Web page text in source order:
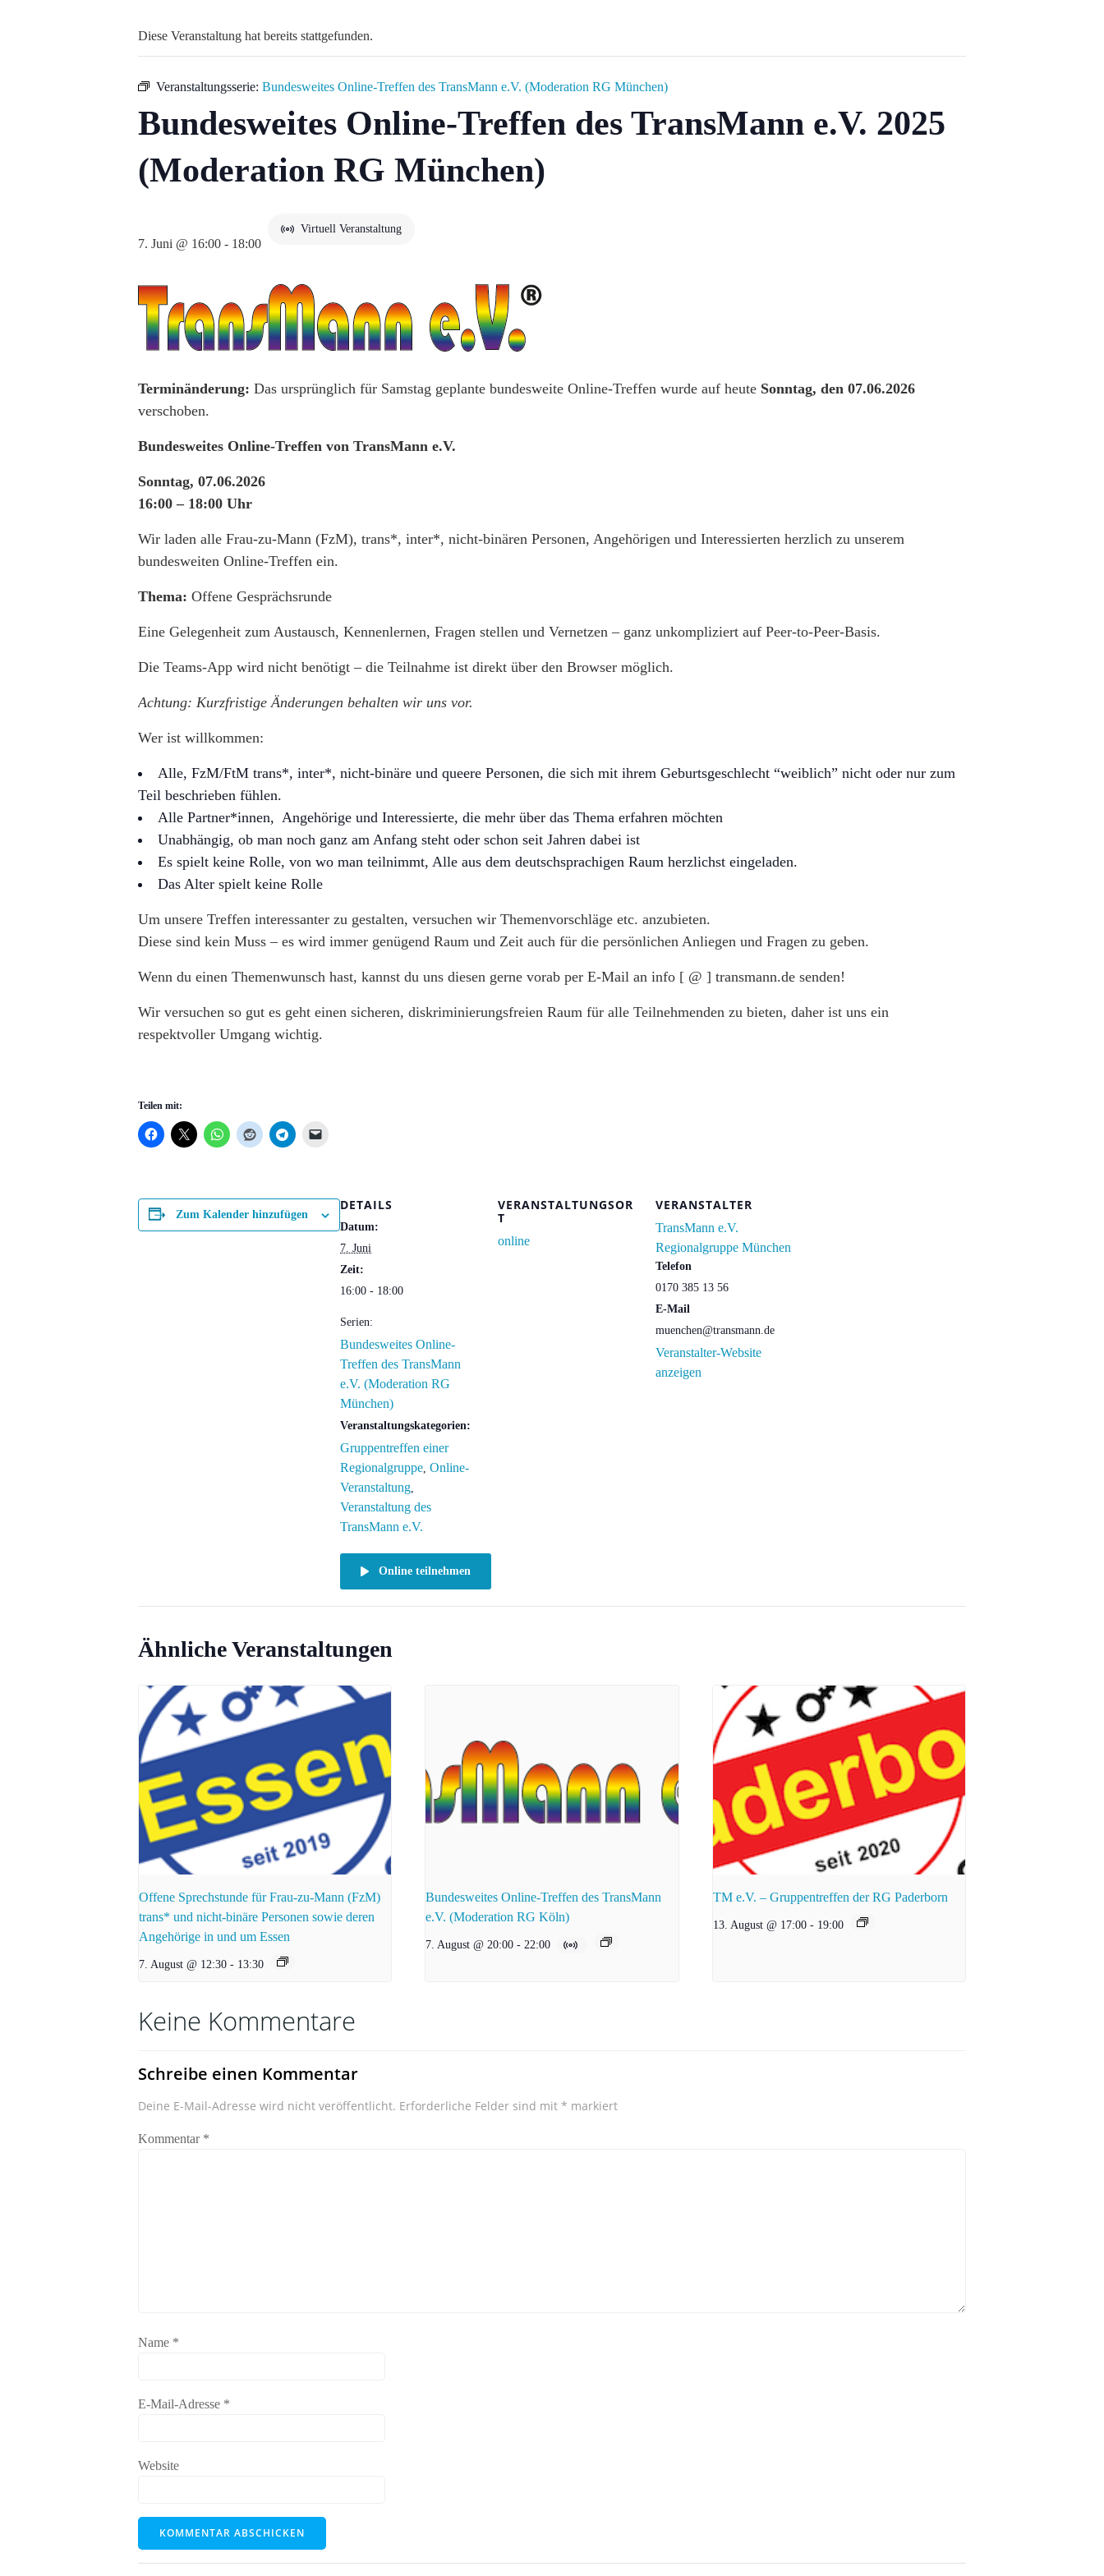
Diese Veranstaltung hat bereits stattgefunden.
Veranstaltungsserie: Bundesweites Online-Treffen des TransMann e.V. (Moderation RG München)
Bundesweites Online-Treffen des TransMann e.V. 2025
(Moderation RG München)
7. Juni @ 16:00 - 18:00
Virtuell Veranstaltung
Terminänderung: Das ursprünglich für Samstag geplante bundesweite Online-Treffen wurde auf heute Sonntag, den 07.06.2026
verschoben.
Bundesweites Online-Treffen von TransMann e.V.
Sonntag, 07.06.2026
16:00 – 18:00 Uhr
Wir laden alle Frau-zu-Mann (FzM), trans*, inter*, nicht-binären Personen, Angehörigen und Interessierten herzlich zu unserem
bundesweiten Online-Treffen ein.
Thema: Offene Gesprächsrunde
Eine Gelegenheit zum Austausch, Kennenlernen, Fragen stellen und Vernetzen – ganz unkompliziert auf Peer-to-Peer-Basis.
Die Teams-App wird nicht benötigt – die Teilnahme ist direkt über den Browser möglich.
Achtung: Kurzfristige Änderungen behalten wir uns vor.
Wer ist willkommen:
Alle, FzM/FtM trans*, inter*, nicht-binäre und queere Personen, die sich mit ihrem Geburtsgeschlecht “weiblich” nicht oder nur zum
Teil beschrieben fühlen.
Alle Partner*innen, Angehörige und Interessierte, die mehr über das Thema erfahren möchten
Unabhängig, ob man noch ganz am Anfang steht oder schon seit Jahren dabei ist
Es spielt keine Rolle, von wo man teilnimmt, Alle aus dem deutschsprachigen Raum herzlichst eingeladen.
Das Alter spielt keine Rolle
Um unsere Treffen interessanter zu gestalten, versuchen wir Themenvorschläge etc. anzubieten.
Diese sind kein Muss – es wird immer genügend Raum und Zeit auch für die persönlichen Anliegen und Fragen zu geben.
Wenn du einen Themenwunsch hast, kannst du uns diesen gerne vorab per E-Mail an info [ @ ] transmann.de senden!
Wir versuchen so gut es geht einen sicheren, diskriminierungsfreien Raum für alle Teilnehmenden zu bieten, daher ist uns ein
respektvoller Umgang wichtig.
Teilen mit:
Zum Kalender hinzufügen
DETAILS
Datum:
7. Juni
Zeit:
16:00 - 18:00
Serien:
Bundesweites Online-
Treffen des TransMann
e.V. (Moderation RG
München)
Veranstaltungskategorien:
Gruppentreffen einer
Regionalgruppe, Online-
Veranstaltung,
Veranstaltung des
TransMann e.V.
Online teilnehmen
VERANSTALTUNGSOR
T
online
VERANSTALTER
TransMann e.V.
Regionalgruppe München
Telefon
0170 385 13 56
E-Mail
muenchen@transmann.de
Veranstalter-Website
anzeigen
Ähnliche Veranstaltungen
Offene Sprechstunde für Frau-zu-Mann (FzM)
trans* und nicht-binäre Personen sowie deren
Angehörige in und um Essen
7. August @ 12:30 - 13:30
Bundesweites Online-Treffen des TransMann
e.V. (Moderation RG Köln)
7. August @ 20:00 - 22:00
TM e.V. – Gruppentreffen der RG Paderborn
13. August @ 17:00 - 19:00
Keine Kommentare
Schreibe einen Kommentar
Deine E-Mail-Adresse wird nicht veröffentlicht. Erforderliche Felder sind mit * markiert
Kommentar *
Name *
E-Mail-Adresse *
Website